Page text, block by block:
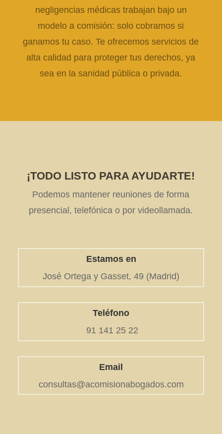
negligencias médicas trabajan bajo un
modelo a comisión: solo cobramos si
ganamos tu caso. Te ofrecemos servicios de
alta calidad para proteger tus derechos, ya
sea en la sanidad pública o privada.
¡TODO LISTO PARA AYUDARTE!
Podemos mantener reuniones de forma
presencial, telefónica o por videollamada.
Estamos en
José Ortega y Gasset, 49 (Madrid)
Teléfono
91 141 25 22
Email
consultas@acomisionabogados.com